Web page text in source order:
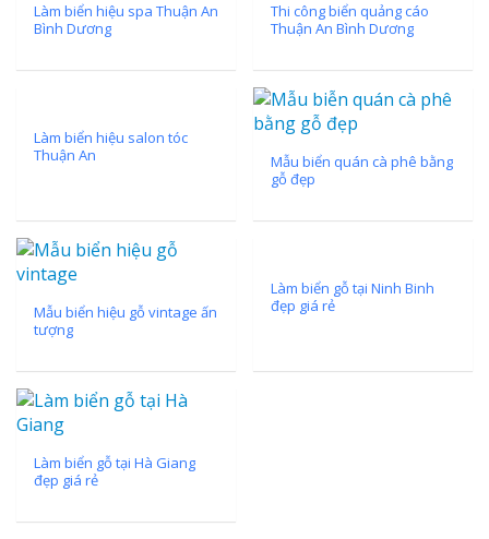
Làm biển hiệu spa Thuận An
Bình Dương
Thi công biển quảng cáo
Thuận An Bình Dương
Làm biển hiệu salon tóc
Thuận An
Mẫu biển quán cà phê bằng
gỗ đẹp
Mẫu biển hiệu gỗ vintage ấn
tượng
Làm biển gỗ tại Ninh Binh
đẹp giá rẻ
Làm biển gỗ tại Hà Giang
đẹp giá rẻ